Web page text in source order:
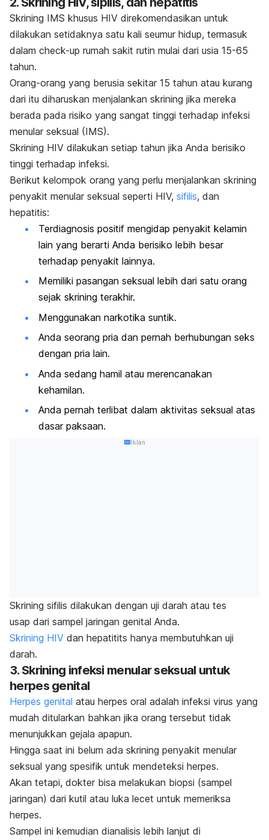
Skrining IMS khusus HIV direkomendasikan untuk
dilakukan setidaknya satu kali seumur hidup, termasuk
dalam check-up rumah sakit rutin mulai dari usia 15-65
tahun.
Orang-orang yang berusia sekitar 15 tahun atau kurang
dari itu diharuskan menjalankan skrining jika mereka
berada pada risiko yang sangat tinggi terhadap infeksi
menular seksual (IMS).
Skrining HIV dilakukan setiap tahun jika Anda berisiko
tinggi terhadap infeksi.
Berikut kelompok orang yang perlu menjalankan skrining
penyakit menular seksual seperti HIV, sifilis, dan
hepatitis:
Terdiagnosis positif mengidap penyakit kelamin
lain yang berarti Anda berisiko lebih besar
terhadap penyakit lainnya.
Memiliki pasangan seksual lebih dari satu orang
sejak skrining terakhir.
Menggunakan narkotika suntik.
Anda seorang pria dan pernah berhubungan seks
dengan pria lain.
Anda sedang hamil atau merencanakan
kehamilan.
Anda pernah terlibat dalam aktivitas seksual atas
dasar paksaan.
Iklan
Skrining sifilis dilakukan dengan uji darah atau tes
usap dari sampel jaringan genital Anda.
Skrining HIV dan hepatitits hanya membutuhkan uji
darah.
3. Skrining infeksi menular seksual untuk
herpes genital
Herpes genital atau herpes oral adalah infeksi virus yang
mudah ditularkan bahkan jika orang tersebut tidak
menunjukkan gejala apapun.
Hingga saat ini belum ada skrining penyakit menular
seksual yang spesifik untuk mendeteksi herpes.
Akan tetapi, dokter bisa melakukan biopsi (sampel
jaringan) dari kutil atau luka lecet untuk memeriksa
herpes.
Sampel ini kemudian dianalisis lebih lanjut di